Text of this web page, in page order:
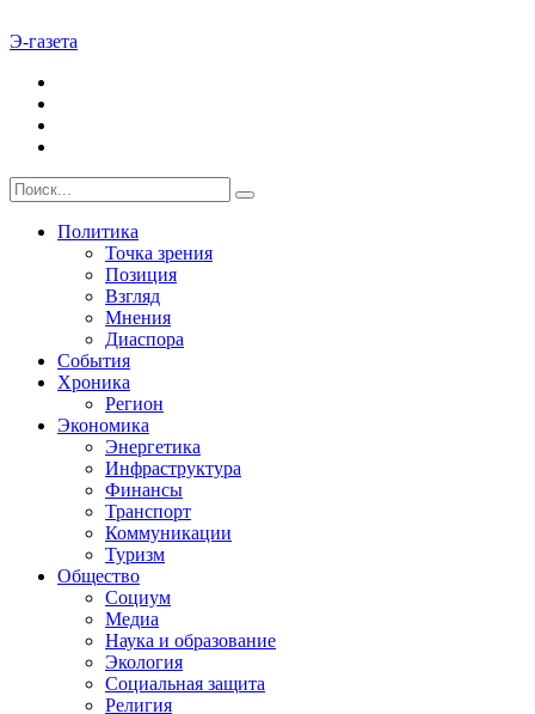
Э-газета
Политика
Точка зрения
Позиция
Взгляд
Мнения
Диаспора
События
Хроника
Регион
Экономика
Энергетика
Инфраструктура
Финансы
Транспорт
Коммуникации
Туризм
Общество
Социум
Медиа
Наука и образование
Экология
Социальная защита
Религия